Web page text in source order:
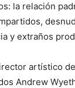
la relación
y extraños
artístico
Andrew